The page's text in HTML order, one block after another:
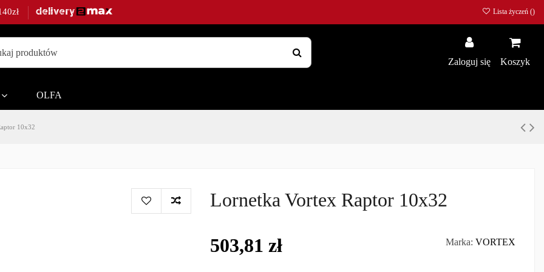
Lista życzeń ()
Zaloguj się Koszyk
OLFA
10x32
Lornetka Vortex Raptor 10x32
Marka: VORTEX
503,81 zł